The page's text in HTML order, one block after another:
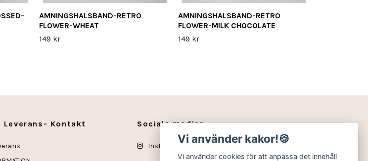
AMNINGSHALSBAND-RETRO
FLOWER-WHEAT
149 kr
AMNINGSHALSBAND-RETRO
FLOWER-MILK CHOCOLATE
149 kr
Kontakt Sociala medier
Instagram
Vi använder kakor!🍪
Vi använder cookies för att anpassa det innehåll